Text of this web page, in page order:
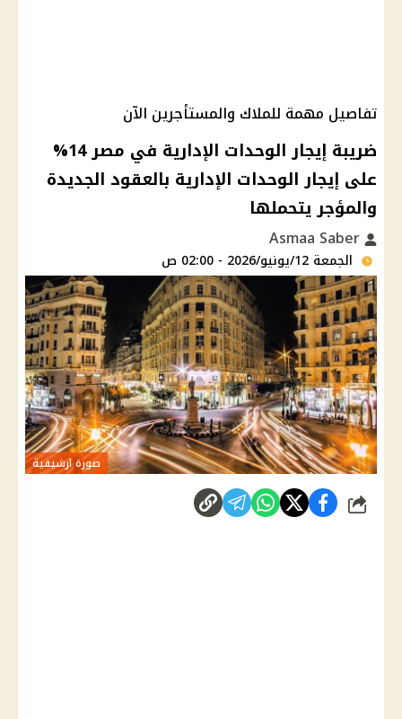
تفاصيل مهمة للملاك والمستأجرين الآن
ضريبة إيجار الوحدات الإدارية في مصر 14%
على إيجار الوحدات الإدارية بالعقود الجديدة
والمؤجر يتحملها
الجمعة 12/يونيو/2026 - 02:00 ص
صورة ارشيفية
شارك